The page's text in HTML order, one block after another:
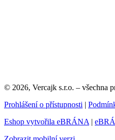
© 2026, Vercajk s.r.o. – všechna
Prohlášení o přístupnosti |
Eshop vytvořila eBRÁNA |